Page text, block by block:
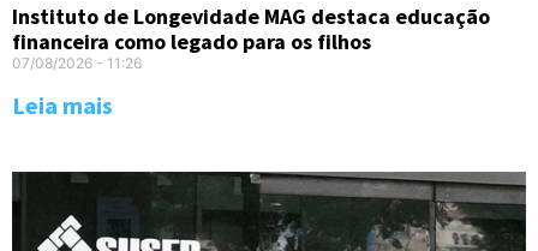
Instituto de Longevidade MAG destaca educação
financeira como legado para os filhos
07/08/2026 11:26
Leia mais